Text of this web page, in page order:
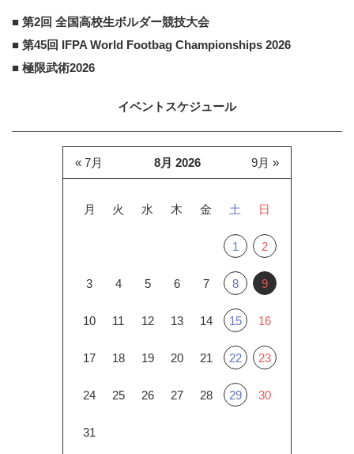
■ 第2回 全国高校生ボルダー競技大会
■ 第45回 IFPA World Footbag Championships 2026
■ 極限武術2026
イベントスケジュール
8月 2026
月 火 水 木 金 土 日
1 2
3 4 5 6 7 8 9
10 11 12 13 14 15 16
17 18 19 20 21 22 23
24 25 26 27 28 29 30
31
« 7月 9月 »